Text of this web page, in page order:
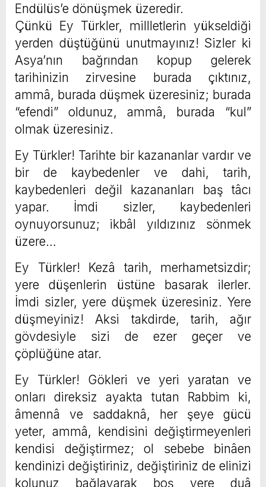
Endülüs’e dönüşmek üzeredir.
Çünkü Ey Türkler, millletlerin yükseldiği
yerden düştüğünü unutmayınız! Sizler ki
Asya’nın bağrından kopup gelerek
tarihinizin zirvesine burada çıktınız,
ammâ, burada düşmek üzeresiniz; burada
“efendi” oldunuz, ammâ, burada “kul”
olmak üzeresiniz.
Ey Türkler! Tarihte bir kazananlar vardır ve
bir de kaybedenler ve dahi, tarih,
kaybedenleri değil kazananları baş tâcı
yapar. İmdi sizler, kaybedenleri
oynuyorsunuz; ikbâl yıldızınız sönmek
üzere…
Ey Türkler! Kezâ tarih, merhametsizdir;
yere düşenlerin üstüne basarak ilerler.
İmdi sizler, yere düşmek üzeresiniz. Yere
düşmeyiniz! Aksi takdirde, tarih, ağır
gövdesiyle sizi de ezer geçer ve
çöplüğüne atar.
Ey Türkler! Gökleri ve yeri yaratan ve
onları direksiz ayakta tutan Rabbim ki,
âmennâ ve saddaknâ, her şeye gücü
yeter, ammâ, kendisini değiştirmeyenleri
kendisi değiştirmez; ol sebebe binâen
kendinizi değiştiriniz, değiştiriniz de elinizi
kolunuz bağlayarak boş yere duâ